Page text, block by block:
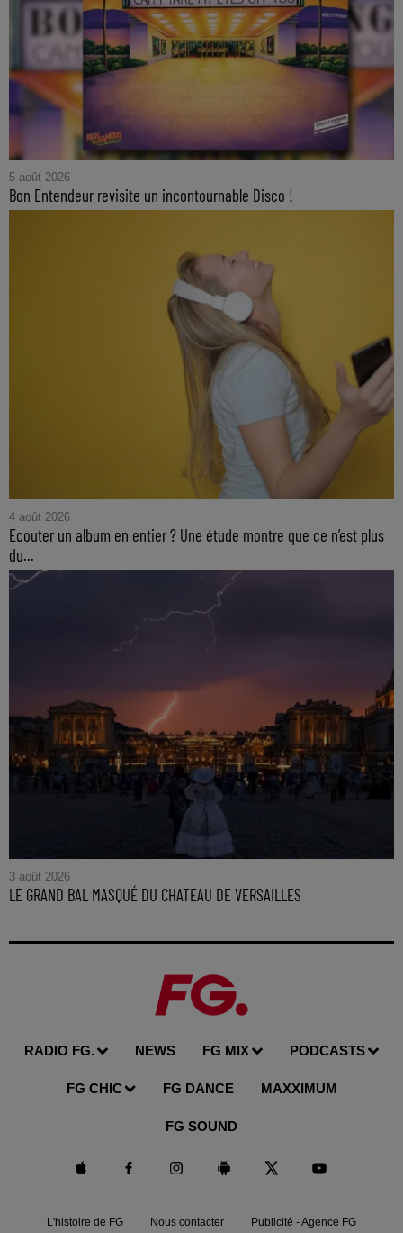
5 août 2026
Bon Entendeur revisite un incontournable Disco !
4 août 2026
Ecouter un album en entier ? Une étude montre que ce n’est plus
du...
3 août 2026
LE GRAND BAL MASQUÉ DU CHATEAU DE VERSAILLES
RADIO FG. NEWS FG MIX PODCASTS
FG CHIC FG DANCE MAXXIMUM
FG SOUND
L'histoire de FG Nous contacter Publicité - Agence FG